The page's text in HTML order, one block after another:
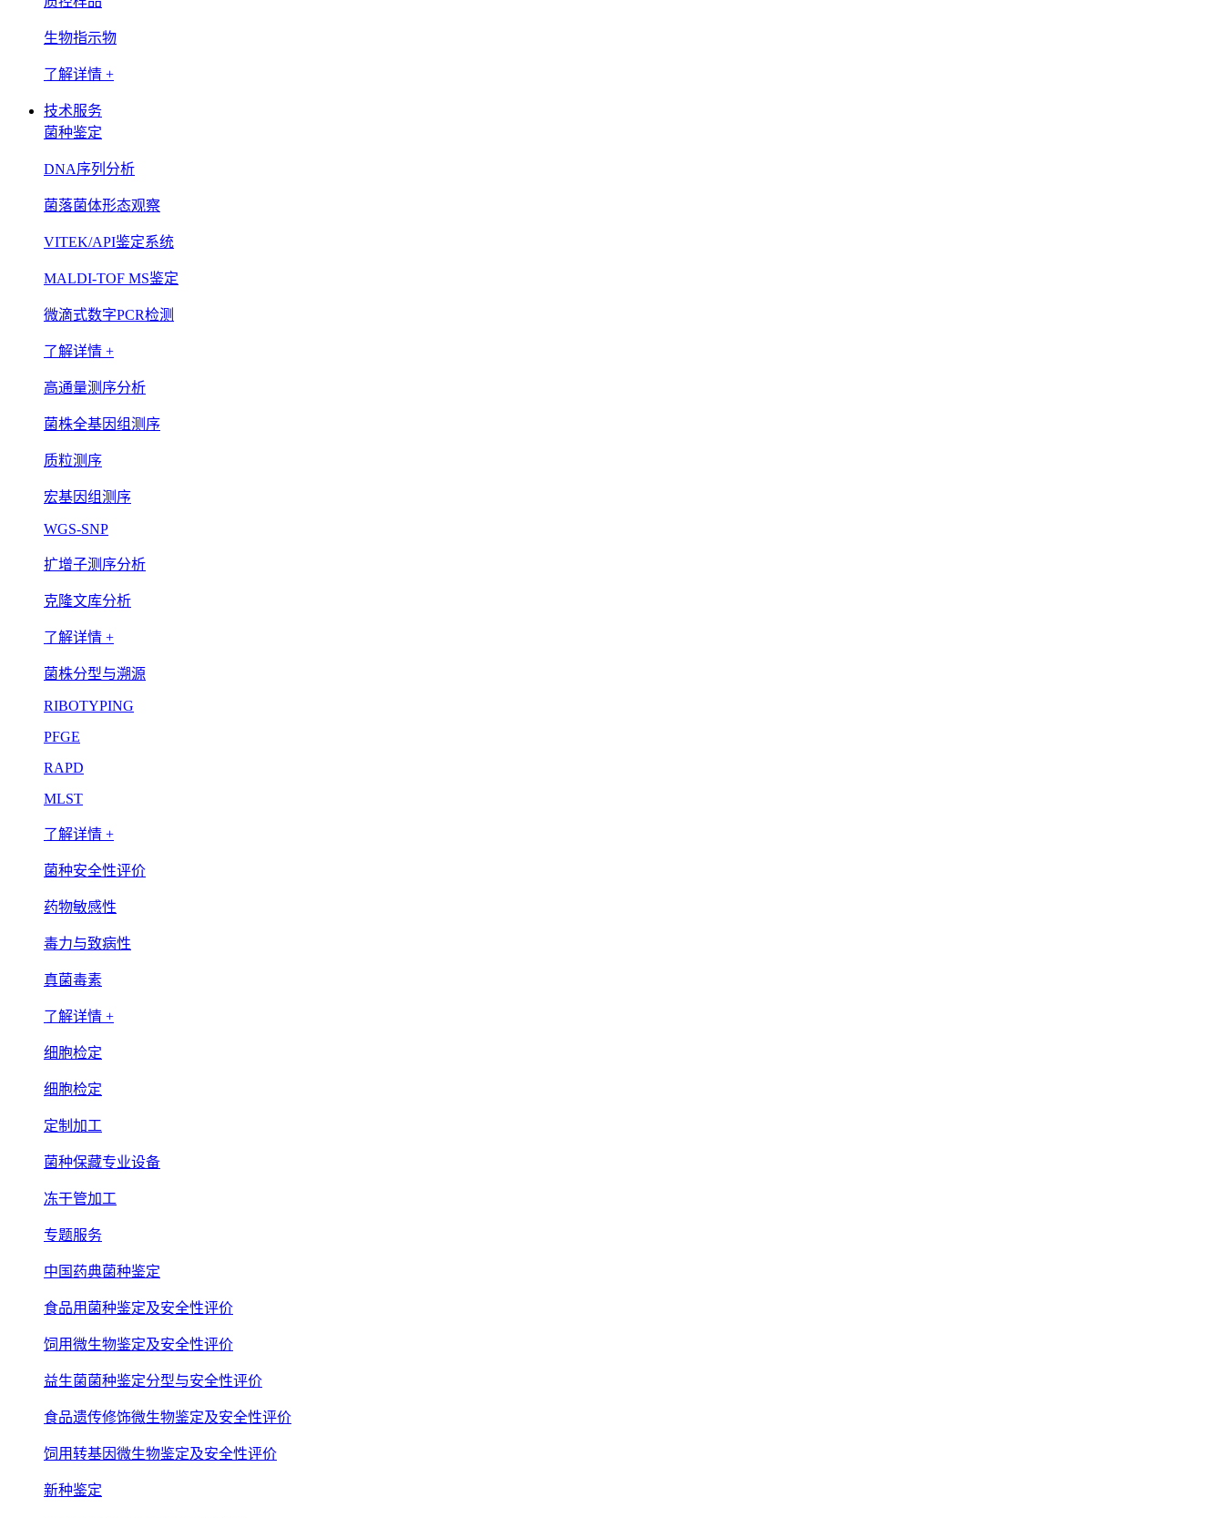
生物指示物
了解详情 +
技术服务
菌种鉴定
DNA序列分析
菌落菌体形态观察
VITEK/API鉴定系统
MALDI-TOF MS鉴定
微滴式数字PCR检测
了解详情 +
高通量测序分析
菌株全基因组测序
质粒测序
宏基因组测序
WGS-SNP
扩增子测序分析
克隆文库分析
了解详情 +
菌株分型与溯源
RIBOTYPING
PFGE
RAPD
MLST
了解详情 +
菌种安全性评价
药物敏感性
毒力与致病性
真菌毒素
了解详情 +
细胞检定
细胞检定
定制加工
菌种保藏专业设备
冻干管加工
专题服务
中国药典菌种鉴定
食品用菌种鉴定及安全性评价
饲用微生物鉴定及安全性评价
益生菌菌种鉴定分型与安全性评价
食品遗传修饰微生物鉴定及安全性评价
饲用转基因微生物鉴定及安全性评价
新种鉴定